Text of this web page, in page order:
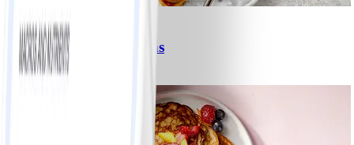
Spagetti med köttfärssås
Lätt10 MIN